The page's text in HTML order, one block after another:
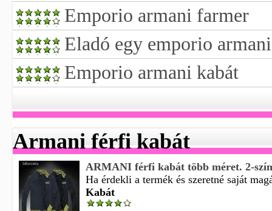
Emporio armani farmer
Eladó egy emporio
Emporio armani kabát
Armani férfi kabát
ARMANI férfi kabát több méret. 2-
Ha érdekli a termék és szeretné saját
Kabát